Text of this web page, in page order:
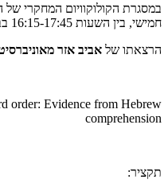
במסגרת הקולוקוויום המחקרי של
חמישי, בין השעות 16:15-17:45 בבניין ווב (חדר 103):
הרצאתו של אביב אזר
order: Evidence from Hebrew
comprehension
תקציר: